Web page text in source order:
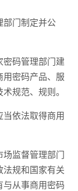
部门制定并公
码管理部门建
密码产品、服
规范、规则。
依法取得商用
监督管理部门
规和国家有关
从事商用密码